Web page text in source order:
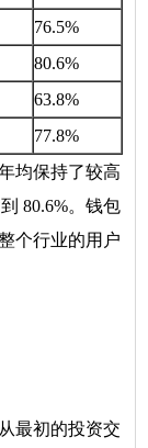
76.5%
80.6%
63.8%
77.8%
均保持了较高
80.6%。钱包
个行业的用户
最初的投资交